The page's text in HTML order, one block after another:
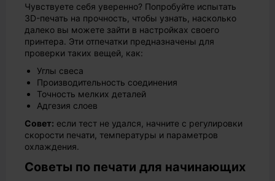
Чувствуете себя уверенно? Попробуйте испытать
3D-печать на прочность, чтобы узнать, насколько
далеко вы можете зайти в настройках своего
принтера. Эти отпечатки предназначены для
проверки таких вещей, как:
Углы свеса
Производительность соединения
Точность мелких деталей
Адгезия слоев
Совет: если тест не удался, начните с регулировки
скорости печати, температуры и параметров
охлаждения.
Советы по печати для начинающих